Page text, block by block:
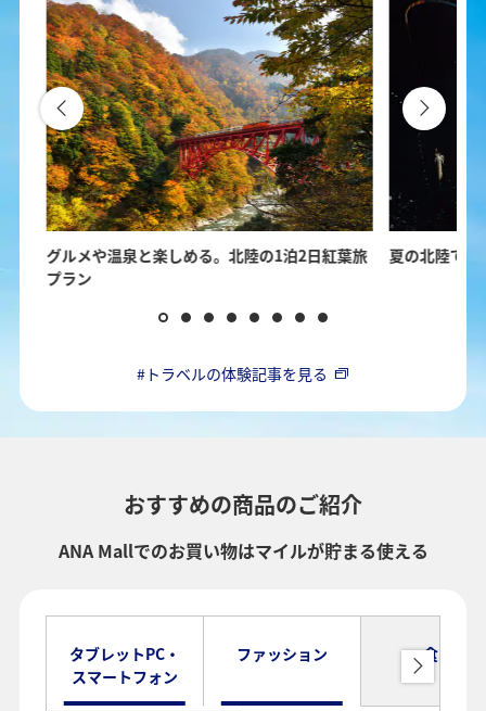
グルメや温泉と楽しめる。北陸の1泊2日紅葉旅
プラン
夏の北陸で
#トラベルの体験記事を見る
おすすめの商品のご紹介
ANA Mallでのお買い物はマイルが貯まる使える
タブレットPC・
スマートフォン
ファッション 食品